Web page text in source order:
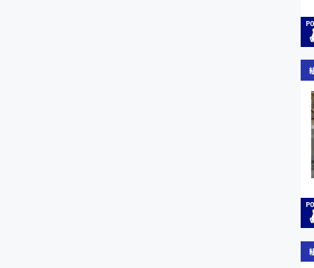
販売・サービス・フ